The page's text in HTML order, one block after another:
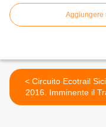
Aggiungere
< Circuito Ecotrail Sicilia
2016. Imminente il
delle Cantine di